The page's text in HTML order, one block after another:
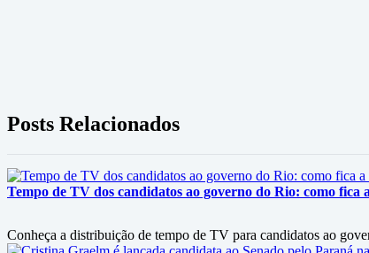
Posts Relacionados
Tempo de TV dos candidatos ao governo do Rio: como
Conheça a distribuição de tempo de TV para candidatos ao